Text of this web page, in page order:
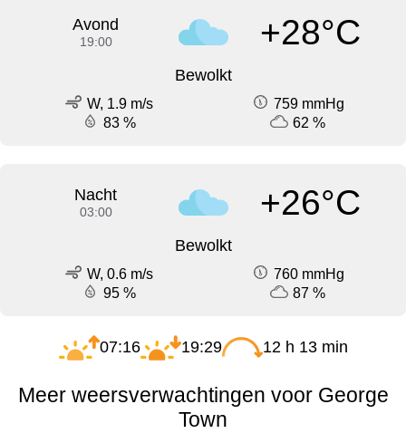
Avond
19:00 +28°C
Bewolkt
W, 1.9 m/s
759 mmHg
83 %
62 %
Nacht
03:00 +26°C
Bewolkt
W, 0.6 m/s
760 mmHg
95 %
87 %
07:16 19:29 12 h 13 min
Meer weersverwachtingen voor George
Town